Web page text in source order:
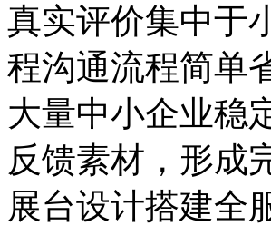
真实评价集中于
程沟通流程简单
大量中小企业稳
反馈素材，形成
展台设计搭建全